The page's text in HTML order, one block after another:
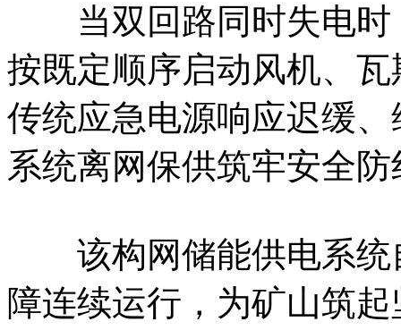
当双回路同时失电时
按既定顺序启动风机、
传统应急电源响应迟缓
系统离网保供筑牢安全防
该构网储能供电系统
障连续运行，为矿山筑